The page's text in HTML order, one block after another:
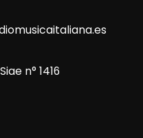
n° 1416